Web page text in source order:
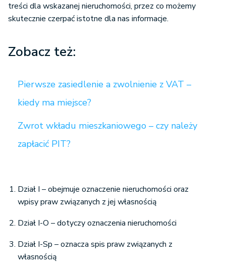
treści dla wskazanej nieruchomości, przez co możemy
skutecznie czerpać istotne dla nas informacje.
Zobacz też:
Pierwsze zasiedlenie a zwolnienie z VAT –
kiedy ma miejsce?
Zwrot wkładu mieszkaniowego – czy należy
zapłacić PIT?
Dział I – obejmuje oznaczenie nieruchomości oraz
wpisy praw związanych z jej własnością
Dział I-O – dotyczy oznaczenia nieruchomości
Dział I-Sp – oznacza spis praw związanych z
własnością